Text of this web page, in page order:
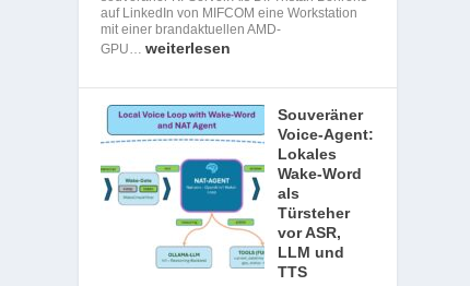
auf LinkedIn von MIFCOM eine Workstation
mit einer brandaktuellen AMD-
GPU…weiterlesen
Souveräner
Voice-Agent:
Lokales
Wake-Word
als
Türsteher
vor ASR,
LLM und
TTS